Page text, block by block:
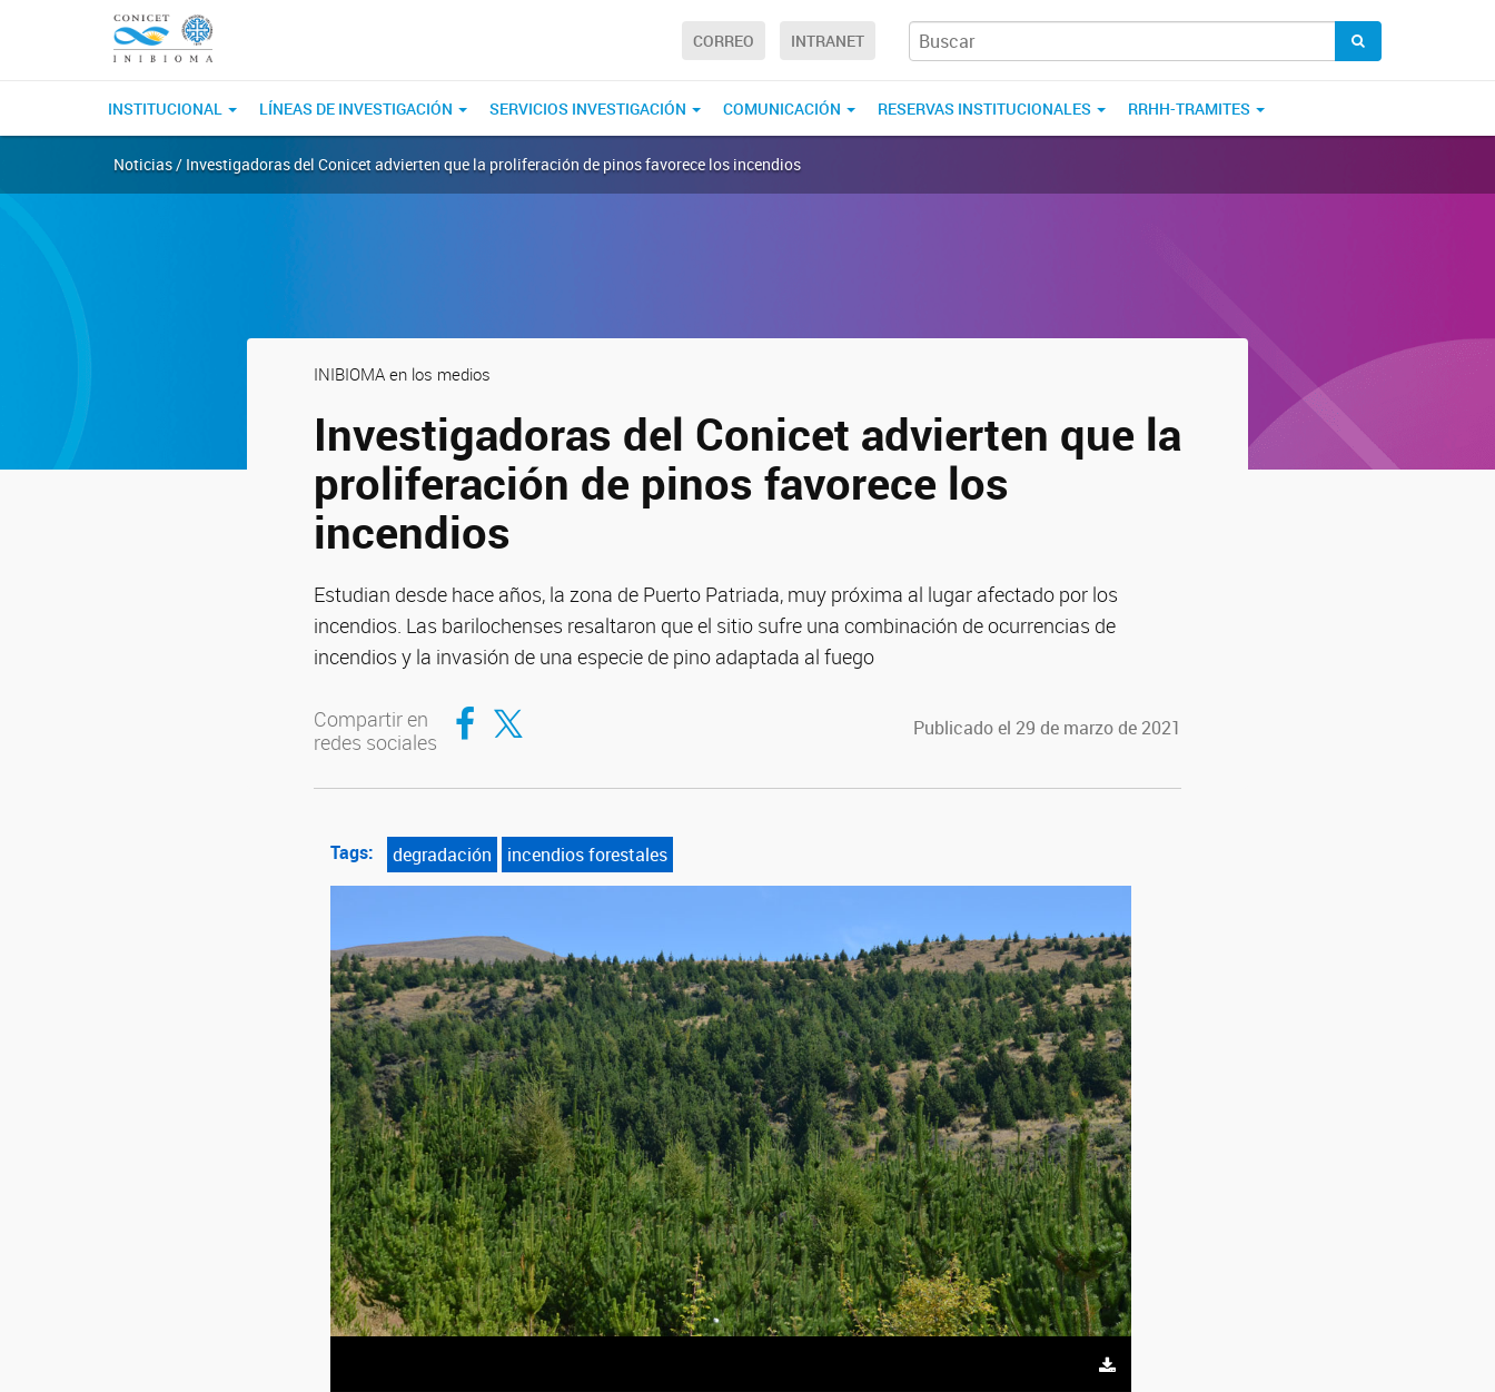
CORREO INTRANET
INSTITUCIONAL LÍNEAS DE INVESTIGACIÓN SERVICIOS INVESTIGACIÓN COMUNICACIÓN RESERVAS INSTITUCIONALES RRHH-TRAMITES
Noticias / Investigadoras del Conicet advierten que la proliferación de pinos favorece los incendios
INIBIOMA en los medios
Investigadoras del Conicet advierten que la
proliferación de pinos favorece los
incendios
Estudian desde hace años, la zona de Puerto Patriada, muy próxima al lugar afectado por los
incendios. Las barilochenses resaltaron que el sitio sufre una combinación de ocurrencias de
incendios y la invasión de una especie de pino adaptada al fuego
Compartir en
redes sociales
Compartir en Facebook
Compartir en Twitter Publicado el 29 de marzo de 2021
Tags: degradación incendios forestales